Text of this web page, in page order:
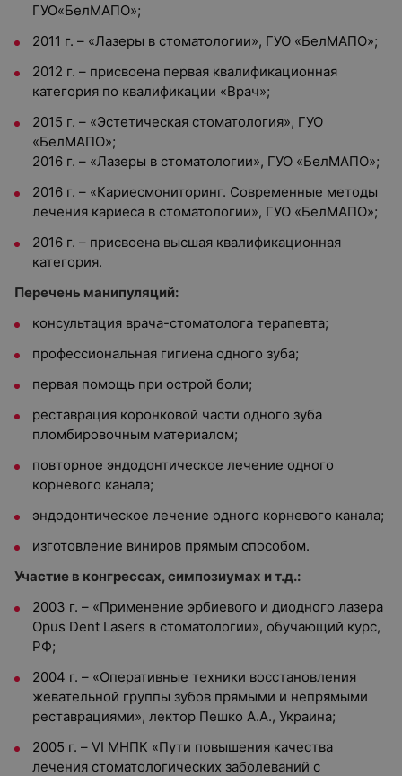
ГУО«БелМАПО»;
2011 г. – «Лазеры в стоматологии», ГУО «БелМАПО»;
2012 г. – присвоена первая квалификационная
категория по квалификации «Врач»;
2015 г. – «Эстетическая стоматология», ГУО
«БелМАПО»;
2016 г. – «Лазеры в стоматологии», ГУО «БелМАПО»;
2016 г. – «Кариесмониторинг. Современные методы
лечения кариеса в стоматологии», ГУО «БелМАПО»;
2016 г. – присвоена высшая квалификационная
категория.
Перечень манипуляций:
консультация врача-стоматолога терапевта;
профессиональная гигиена одного зуба;
первая помощь при острой боли;
реставрация коронковой части одного зуба
пломбировочным материалом;
повторное эндодонтическое лечение одного
корневого канала;
эндодонтическое лечение одного корневого канала;
изготовление виниров прямым способом.
Участие в конгрессах, симпозиумах и т.д.:
2003 г. – «Применение эрбиевого и диодного лазера
Opus Dent Lasers в стоматологии», обучающий курс,
РФ;
2004 г. – «Оперативные техники восстановления
жевательной группы зубов прямыми и непрямыми
реставрациями», лектор Пешко А.А., Украина;
2005 г. – VI МНПК «Пути повышения качества
лечения стоматологических заболеваний с